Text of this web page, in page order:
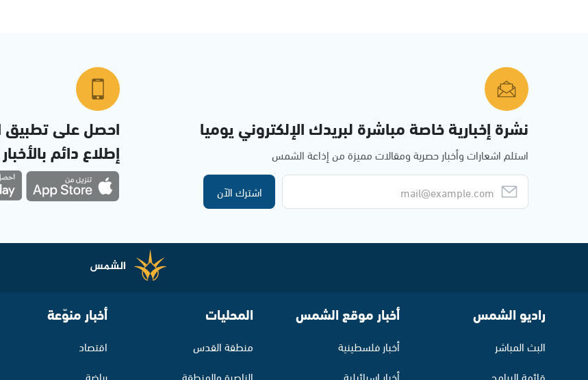
نشرة إخبارية خاصة مباشرة لبريدك الإلكتروني يوميا
استلم اشعارات وأخبار حصرية ومقالات مميزة من إذاعة الشمس
اشترك الآن
احصل على
إطلاع دائم
راديو الشمس
البث المباشر
أخبار موقع الشمس
أخبار فلسطينية
المحليات
منطقة القدس
أخبار منوّعة
اقتصاد